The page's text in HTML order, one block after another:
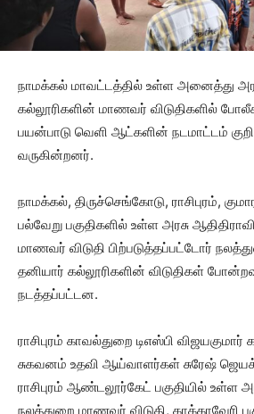
நாமக்கல் மாவட்டத்தில் உள்ள அனைத்து
கல்லூரிகளின் மாணவர் விடுதிகளில்
பயன்பாடு வெளி ஆட்களின் நடமாட்டம்
வருகின்றனர்.
நாமக்கல், திருச்செங்கோடு, ராசிபுரம்,
பல்வேறு பகுதிகளில் உள்ள அரசு
மாணவர் விடுதி பிற்படுத்தப்பட்டோர்
தனியார் கல்லூரிகளின் விடுதிகள்
நடத்தப்பட்டன.
ராசிபுரம் காவல்துறை டிஎஸ்பி
சுகவனம் உதவி ஆய்வாளர்கள் சுரேஷ்
ராசிபுரம் ஆண்டலூர்கேட் பகுதியில் உள்ள
நலத்துறை மாணவர் விடுதி, காக்காவேரி